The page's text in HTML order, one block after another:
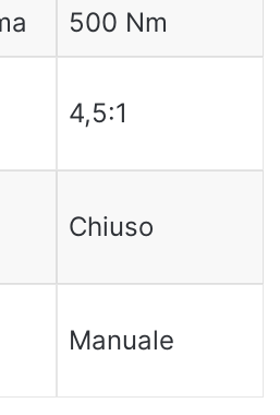
500 Nm
4,5:1
Chiuso
Manuale